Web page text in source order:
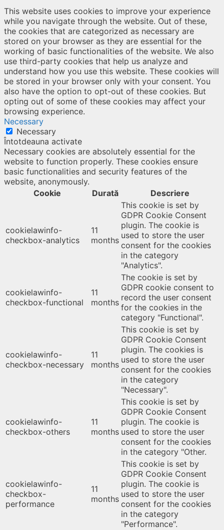
This website uses cookies to improve your experience
while you navigate through the website. Out of these,
the cookies that are categorized as necessary are
stored on your browser as they are essential for the
working of basic functionalities of the website. We also
use third-party cookies that help us analyze and
understand how you use this website. These cookies will
be stored in your browser only with your consent. You
also have the option to opt-out of these cookies. But
opting out of some of these cookies may affect your
browsing experience.
Necessary
Necessary
Întotdeauna activate
Necessary cookies are absolutely essential for the
website to function properly. These cookies ensure
basic functionalities and security features of the
website, anonymously.
Cookie
Durată Descriere
cookielawinfo-
checkbox-analytics
11
months
This cookie is set by
GDPR Cookie Consent
plugin. The cookie is
used to store the user
consent for the cookies
in the category
"Analytics".
cookielawinfo-
checkbox-functional
11
months
The cookie is set by
GDPR cookie consent to
record the user consent
for the cookies in the
category "Functional".
cookielawinfo-
checkbox-necessary
11
months
This cookie is set by
GDPR Cookie Consent
plugin. The cookies is
used to store the user
consent for the cookies
in the category
"Necessary".
cookielawinfo-
checkbox-others
11
months
This cookie is set by
GDPR Cookie Consent
plugin. The cookie is
used to store the user
consent for the cookies
in the category "Other.
cookielawinfo-
checkbox-
performance
11
months
This cookie is set by
GDPR Cookie Consent
plugin. The cookie is
used to store the user
consent for the cookies
in the category
"Performance".